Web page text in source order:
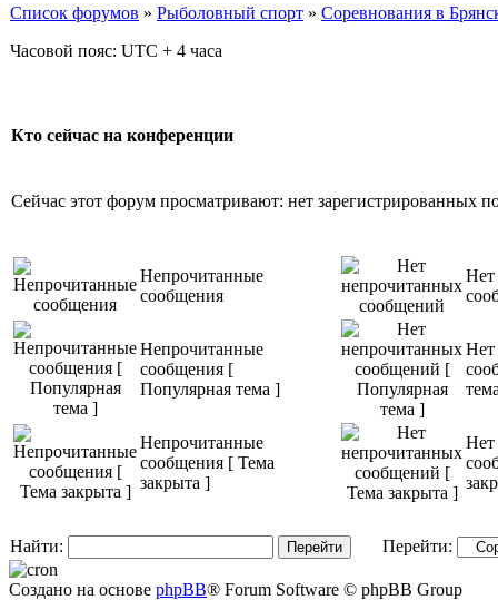
Список форумов » Рыболовный спорт » Соревнования в
Часовой пояс: UTC + 4 часа
Кто сейчас на конференции
Сейчас этот форум просматривают: нет зарегистрированных
Непрочитанные
сообщения
Нет
Непрочитанные
сообщения [
Популярная тема ]
Нет
Непрочитанные
сообщения [ Тема
закрыта ]
Нет
Найти: Перейти:
Создано на основе phpBB® Forum Software © phpBB Group